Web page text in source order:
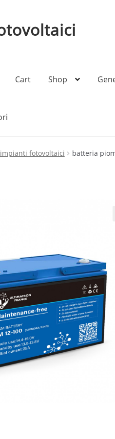
Cart Shop
Chi siamo Contatti My account
fotovoltaici batteria